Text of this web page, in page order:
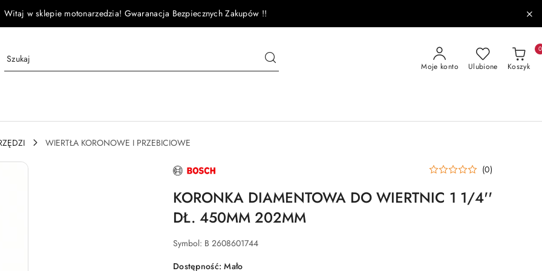
Witaj w sklepie motonarzedzia! Gwaranacja Bezpiecznych Zakupów !!
Moje konto Ulubione Koszyk
0
WIERTŁA KORONOWE I PRZEBICIOWE
NAZWA
PRODUCENTA: (0)
KORONKA DIAMENTOWA DO WIERTNIC 1 1/4''
DŁ. 450MM 202MM
Symbol: B 2608601744
Dostępność:Mało